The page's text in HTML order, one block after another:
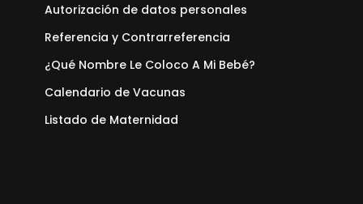
Autorización de datos personales
Referencia y Contrarreferencia
¿Qué Nombre Le Coloco A Mi Bebé?
Calendario de Vacunas
Listado de Maternidad